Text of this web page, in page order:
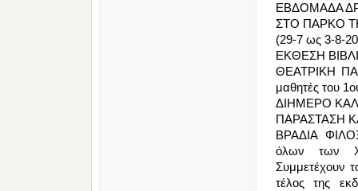
ΕΒΔΟΜΑΔΑ
ΣΤΟ ΠΑΡΚΟ
(29-7 ως 3-8-
ΕΚΘΕΣΗ
ΘΕΑΤΡΙΚΗ
μαθητές του
ΔΙΗΜΕΡΟ
ΠΑΡΑΣΤΑΣΗ
ΒΡΑΔΙΑ
όλων των
Συμμετέχουν
τέλος της